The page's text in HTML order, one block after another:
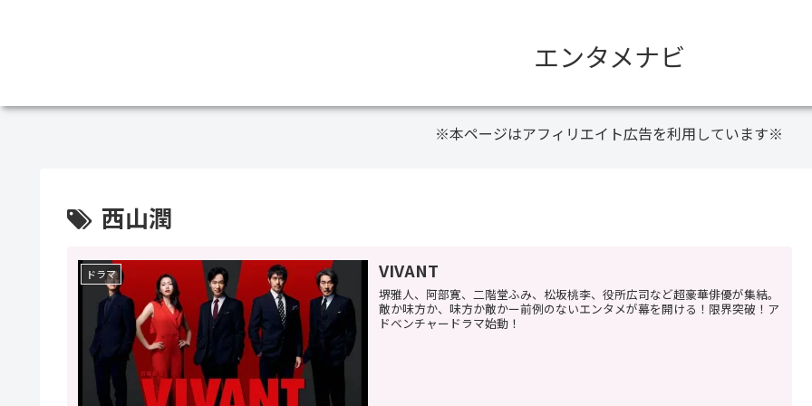
エンタメナビ
※本ページはアフィリエイト広告を利用しています※
西山潤
ドラマ VIVANT
堺雅人、阿部寛、二階堂ふみ、松坂桃李、役所広司など超豪華俳優が集結。
敵か味方か、味方か敵かー前例のないエンタメが幕を開ける！限界突破！ア
ドベンチャードラマ始動！